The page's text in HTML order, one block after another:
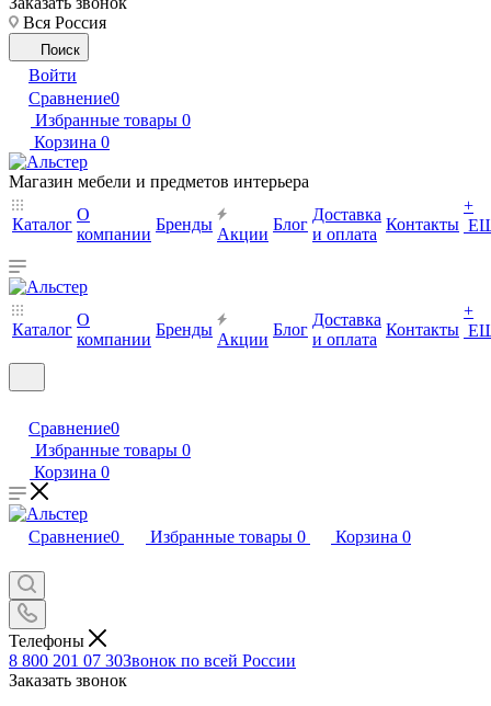
Вся Россия
Поиск
Войти
Сравнение0
Избранные товары 0
Корзина 0
Магазин мебели и предметов интерьера
Каталог
О
компании
Бренды
Акции
Блог
Доставка
и оплата
Контакты
+
Каталог
О
компании
Бренды
Акции
Блог
Доставка
и оплата
Контакты
+
Сравнение0
Избранные товары 0
Корзина 0
Сравнение0 Избранные товары 0 Корзина 0
Телефоны
8 800 201 07 30Звонок по всей России
Заказать звонок